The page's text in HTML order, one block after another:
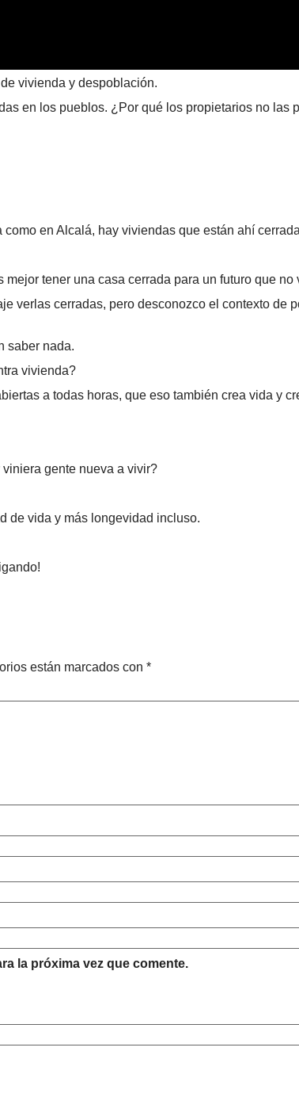
vivienda y despoblación.
en los pueblos. ¿Por qué los propietarios no las
en Alcalá, hay viviendas que están ahí
tener una casa cerrada para un futuro que
verlas cerradas, pero desconozco el contexto de
saber nada.
vivienda?
a todas horas, que eso también crea vida y
gente nueva a vivir?
de vida y más longevidad incluso.
están marcados con *
la próxima vez que comente.